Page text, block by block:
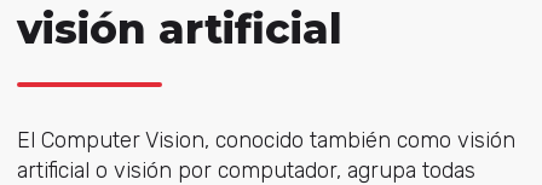
visión artificial
El Computer Vision, conocido también como visión
artificial o visión por computador, agrupa todas